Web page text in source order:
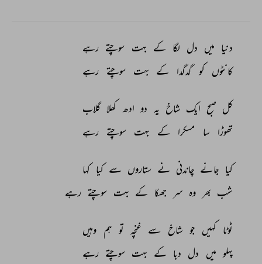
دنیا میں دل لگا کے بہت سوچتے رہے
کانٹوں
کو گدگدا کے بہت سوچتے رہے
کل صبح ایک شاخ یہ دو ادھ کھلا گلاب
تھوڑا
سا مسکرا کے بہت سوچتے رہے
کیا جانے چاندنی نے ستاروں سے کیا کہا
شب بھر وہ سر جھکا کے بہت سوچتے رہے
ٹوٹا کہیں جو شاخ سے غنچہ تو ہم وہیں
پہلو میں دل دبا کے بہت سوچتے رہے